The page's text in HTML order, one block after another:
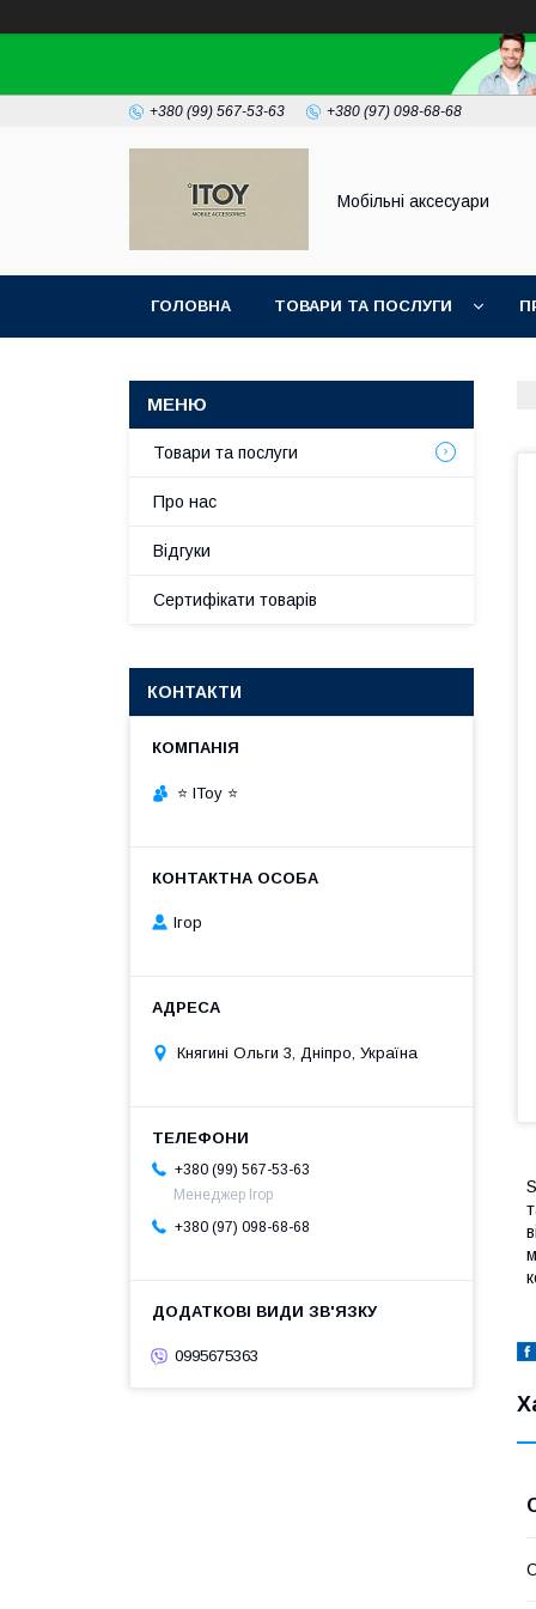
+380 (99) 567-53-63 +380 (97) 098-68-68
Мобільні аксесуари
ГОЛОВНА ТОВАРИ ТА ПОСЛУГИ
Товари та послуги
Про нас
Відгуки
Сертифікати товарів
КОНТАКТИ
⭐ IToy ⭐
Ігор
Княгині Ольги 3, Дніпро, Україна
+380 (99) 567-53-63
Менеджер Ігор
+380 (97) 098-68-68
0995675363